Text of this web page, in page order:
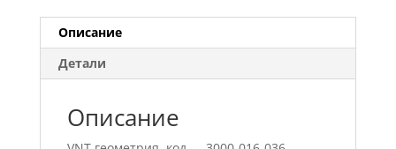
Описание
Детали
Описание